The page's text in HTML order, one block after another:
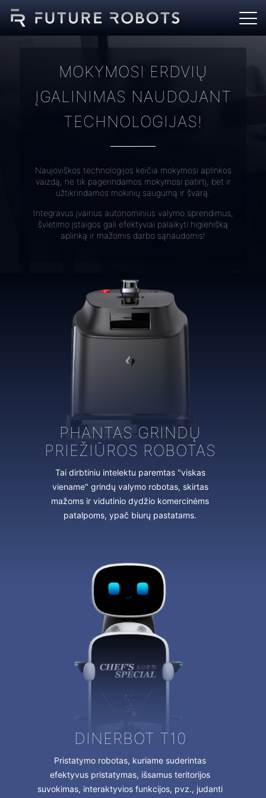
MOKYMOSI ERDVIŲ
ĮGALINIMAS NAUDOJANT
TECHNOLOGIJAS!
Naujoviškos technologijos keičia mokymosi aplinkos
vaizdą, ne tik pagerindamos mokymosi patirtį, bet ir
užtikrindamos mokinių saugumą ir švarą.
Integravus įvairius autonominius valymo sprendimus,
švietimo įstaigos gali efektyviai palaikyti higienišką
aplinką ir mažomis darbo sąnaudomis!
PHANTAS GRINDŲ
PRIEŽIŪROS ROBOTAS
Tai dirbtiniu intelektu paremtas "viskas
viename" grindų valymo robotas, skirtas
mažoms ir vidutinio dydžio komercinėms
patalpoms, ypač biurų pastatams.
DINERBOT T10
Pristatymo robotas, kuriame suderintas
efektyvus pristatymas, išsamus teritorijos
suvokimas, interaktyvios funkcijos, pvz., judanti
ROBOTAS
Kompaktiškas autonominis šveitimo
džiovintuvas, skirtas mažesnėms komercinėms
patalpoms. Pagrindinės jo savybės -
L50 GRINDŲ PLOVIMO
ROBOTAS
"CenoBots L50" yra išmanusis autonominis
SP50 GRINDŲ ŠLAVIMO
ROBOTAS
D5 GRINDŲ VALYMO